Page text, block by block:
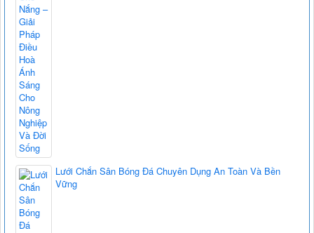
Lưới Chắn Sân Bóng Đá Chuyên Dụng An Toàn Và Bền
Vững